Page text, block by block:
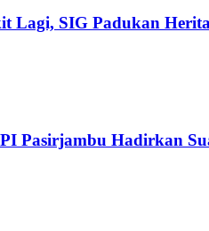
Lagi, SIG Padukan
Pasirjambu Hadirkan